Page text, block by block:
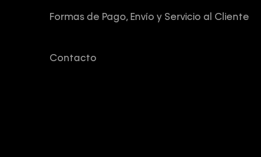
Formas de Pago, Envío y Servicio al Cliente
Contacto